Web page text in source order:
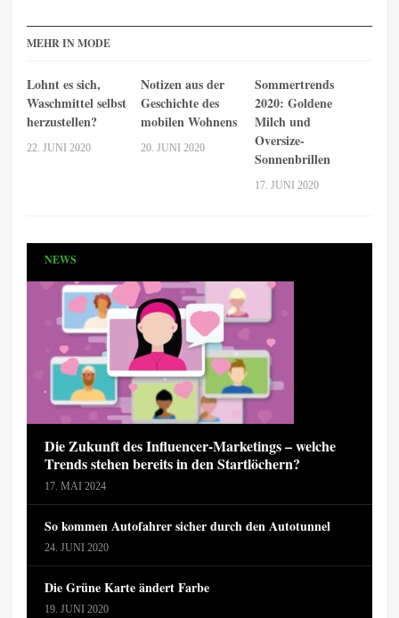
MEHR IN MODE
Lohnt es sich,
Waschmittel selbst
herzustellen?
22. JUNI 2020
Notizen aus der
Geschichte des
mobilen Wohnens
20. JUNI 2020
Sommertrends
2020: Goldene
Milch und
Oversize-
Sonnenbrillen
17. JUNI 2020
NEWS
Die Zukunft des Influencer-Marketings – welche
Trends stehen bereits in den Startlöchern?
17. MAI 2024
So kommen Autofahrer sicher durch den Autotunnel
24. JUNI 2020
Die Grüne Karte ändert Farbe
19. JUNI 2020